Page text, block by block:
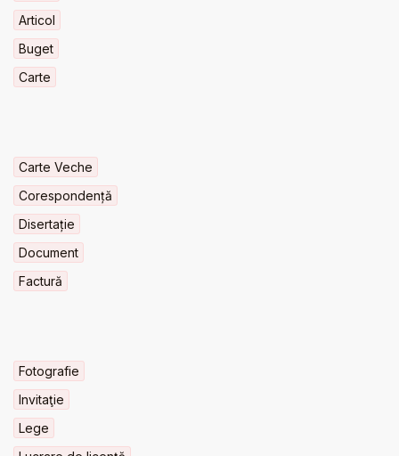
Articol
Buget
Carte
Carte Veche
Corespondență
Disertație
Document
Factură
Fotografie
Invitaţie
Lege